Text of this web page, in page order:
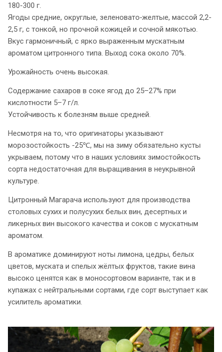
180-300 г.
Ягоды средние, округлые, зеленовато‑желтые, массой 2,2-
2,5 г, с тонкой, но прочной кожицей и сочной мякотью.
Вкус гармоничный, с ярко выраженным мускатным
ароматом цитронного типа. Выход сока около 70%.
Урожайность очень высокая.
Содержание сахаров в соке ягод до 25–27% при
кислотности 5–7 г/л.
Устойчивость к болезням выше средней.
Несмотря на то, что оригинаторы указывают
морозостойкость -25℃, мы на зиму обязательно кусты
укрываем, потому что в наших условиях зимостойкость
сорта недостаточная для выращивания в неукрывной
культуре.
Цитронный Магарача используют для производства
столовых сухих и полусухих белых вин, десертных и
ликерных вин высокого качества и соков с мускатным
ароматом.
В ароматике доминируют ноты лимона, цедры, белых
цветов, муската и спелых жёлтых фруктов, такие вина
высоко ценятся как в моносортовом варианте, так и в
купажах с нейтральными сортами, где сорт выступает как
усилитель ароматики.